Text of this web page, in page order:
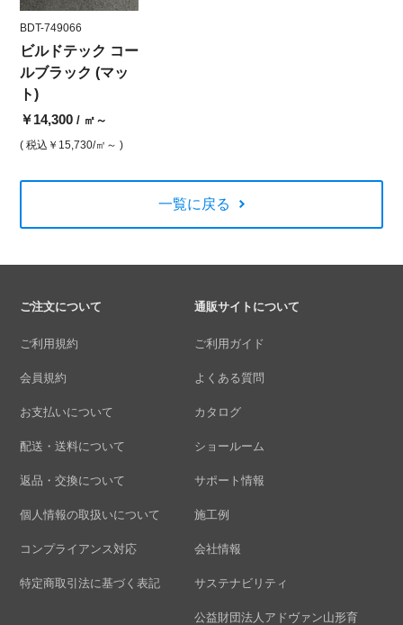
BDT-749066
ビルドテック コー
ルブラック (マッ
ト)
￥14,300/ ㎡～
( 税込 ￥15,730/㎡～ )
一覧に戻る
ご注文について
ご利用規約
会員規約
お支払いについて
配送・送料について
返品・交換について
個人情報の取扱いについて
コンプライアンス対応
特定商取引法に基づく表記
通販サイトについて
ご利用ガイド
よくある質問
カタログ
ショールーム
サポート情報
施工例
会社情報
サステナビリティ
公益財団法人アドヴァン山形育